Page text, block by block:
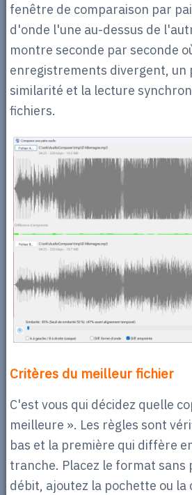
fenêtre de comparaison par
d'onde l'une au-dessus de
montre seconde par seconde
enregistrements divergent, un
similarité et la lecture
fichiers.
Critères du meilleur fichier
C'est vous qui décidez quelle
meilleure ». Les règles sont
bas et la première qui diffère
tranche. Placez le format sans
débit, ajoutez la pochette ou la